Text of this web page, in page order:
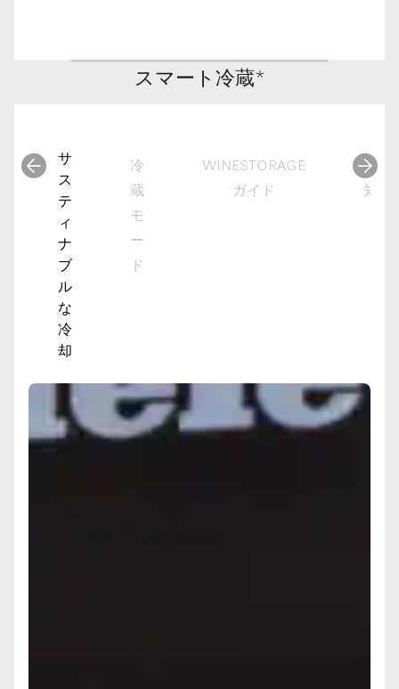
スマート冷蔵*
サ
ス
テ
ィ
ナ
ブ
ル
な
冷
却
冷
蔵
モ
ー
ド
WINESTORAGE
ガイド
通
知